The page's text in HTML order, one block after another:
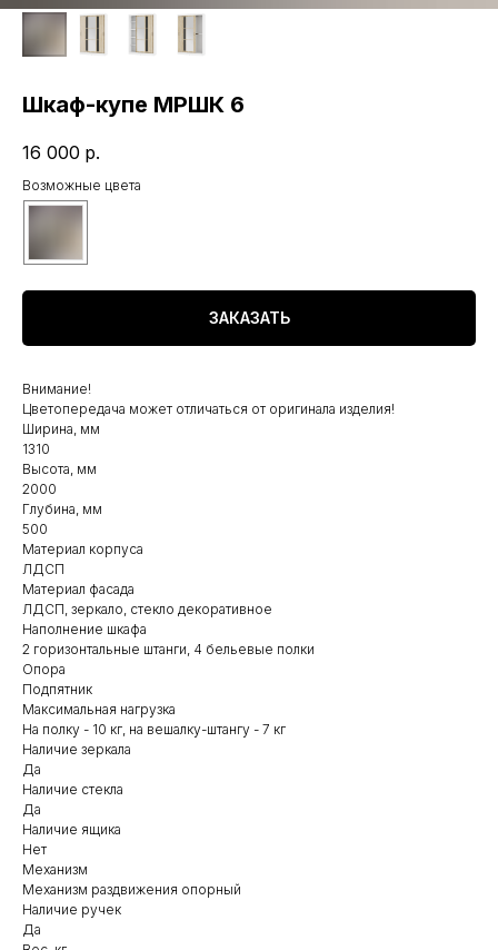
Шкаф-купе МРШК 6
16 000 р.
Возможные цвета
ЗАКАЗАТЬ
Внимание!
Цветопередача может отличаться от оригинала изделия!
Ширина, мм
1310
Высота, мм
2000
Глубина, мм
500
Материал корпуса
ЛДСП
Материал фасада
ЛДСП, зеркало, стекло декоративное
Наполнение шкафа
2 горизонтальные штанги, 4 бельевые полки
Опора
Подпятник
Максимальная нагрузка
На полку - 10 кг, на вешалку-штангу - 7 кг
Наличие зеркала
Да
Наличие стекла
Да
Наличие ящика
Нет
Механизм
Механизм раздвижения опорный
Наличие ручек
Да